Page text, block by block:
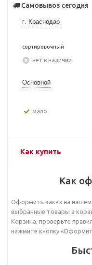
Самовывоз сегодня
г. Краснодар
сортировочный
Нет в наличии
Основной
Мало
Как купить
Как
Оформить заказ на нашем
выбранные товары в
Корзина, проверьте
нажмите кнопку